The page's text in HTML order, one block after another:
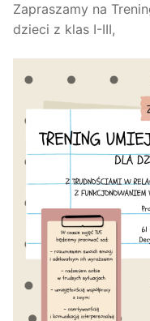
Zapraszamy na
dzieci z klas I-III,